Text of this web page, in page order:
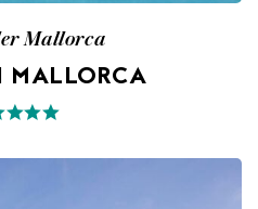
Mallorca
MALLORCA